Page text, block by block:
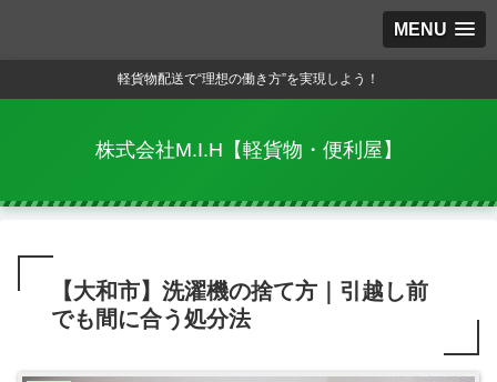
MENU
軽貨物配送で“理想の働き方”を実現しよう！
株式会社M.I.H【軽貨物・便利屋】
【大和市】洗濯機の捨て方｜引越し前
でも間に合う処分法